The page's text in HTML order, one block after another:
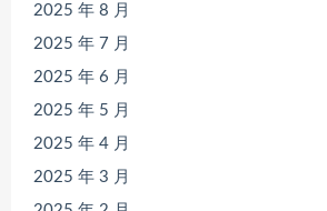
2025 年 8 月
2025 年 7 月
2025 年 6 月
2025 年 5 月
2025 年 4 月
2025 年 3 月